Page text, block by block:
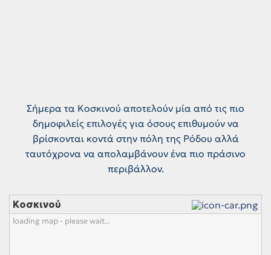
Σήμερα τα Κοσκινού αποτελούν μία από τις πιο
δημοφιλείς επιλογές για όσους επιθυμούν να
βρίσκονται κοντά στην πόλη της Ρόδου αλλά
ταυτόχρονα να απολαμβάνουν ένα πιο πράσινο
περιβάλλον.
Κοσκινού
loading map - please wait...